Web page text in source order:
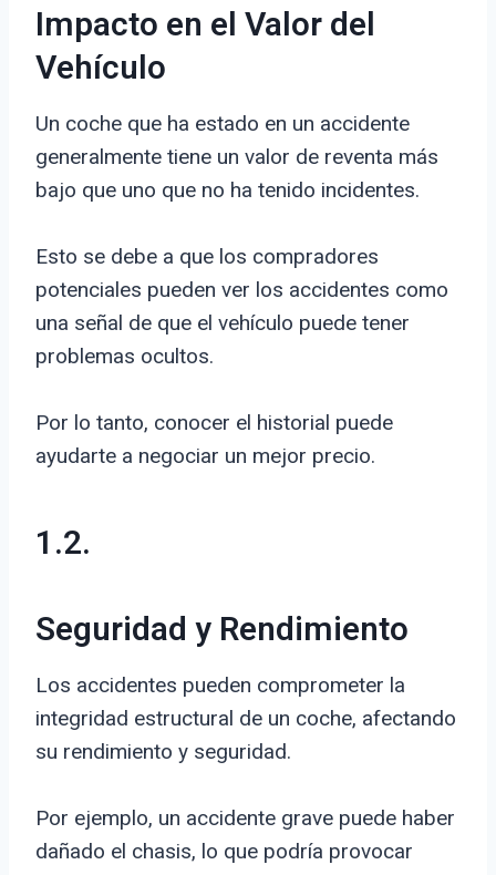
Impacto en el Valor del
Vehículo
Un coche que ha estado en un accidente
generalmente tiene un valor de reventa más
bajo que uno que no ha tenido incidentes.
Esto se debe a que los compradores
potenciales pueden ver los accidentes como
una señal de que el vehículo puede tener
problemas ocultos.
Por lo tanto, conocer el historial puede
ayudarte a negociar un mejor precio.
1.2.
Seguridad y Rendimiento
Los accidentes pueden comprometer la
integridad estructural de un coche, afectando
su rendimiento y seguridad.
Por ejemplo, un accidente grave puede haber
dañado el chasis, lo que podría provocar